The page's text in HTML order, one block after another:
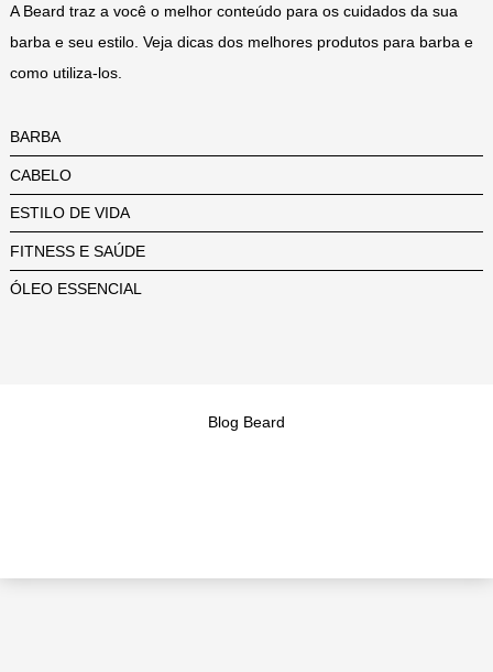
A Beard traz a você o melhor conteúdo para os cuidados da sua
barba e seu estilo. Veja dicas dos melhores produtos para barba e
como utiliza-los.
BARBA
CABELO
ESTILO DE VIDA
FITNESS E SAÚDE
ÓLEO ESSENCIAL
Blog Beard